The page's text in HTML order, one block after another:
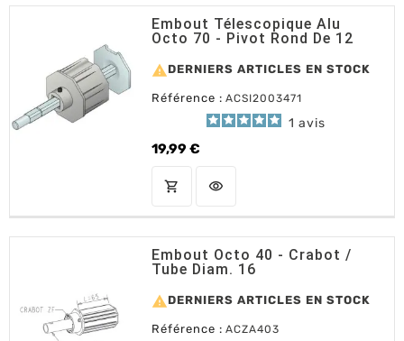
Embout Télescopique Alu
Octo 70 - Pivot Rond De 12
 DERNIERS ARTICLES EN STOCK
Référence : ACSI2003471
1 avis
19,99 €
Prix
shopping_cart AJOUTER AU PANIER
visibility
Embout Octo 40 - Crabot /
Tube Diam. 16
 DERNIERS ARTICLES EN STOCK
Référence : ACZA403